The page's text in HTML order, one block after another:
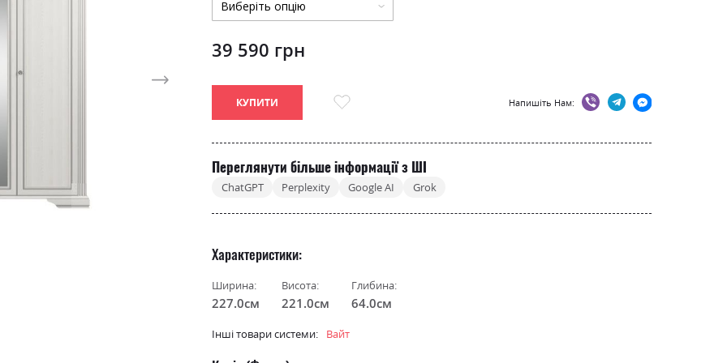
39 590 грн
КУПИТИ Напишіть Нам:
Переглянути більше інформації з ШІ
ChatGPT Perplexity Google AI Grok
Характеристики
Ширина:
227.0см
Висота:
221.0см
Глибина:
64.0см
Інші товари системи: Вайт